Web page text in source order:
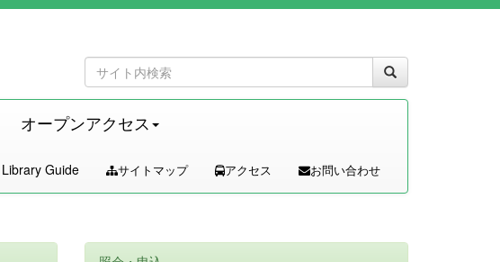
オープンアクセス
Guide サイトマップ アクセス お問い合わせ